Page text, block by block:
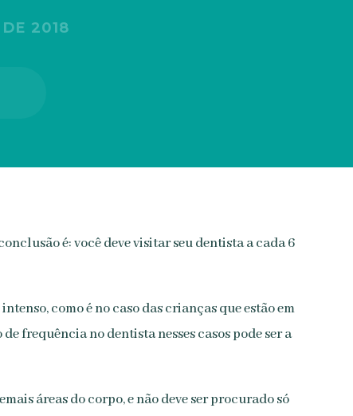
2018
é: você deve visitar seu dentista a cada 6
como é no caso das crianças que estão em
frequência no dentista nesses casos pode ser a
áreas do corpo, e não deve ser procurado só